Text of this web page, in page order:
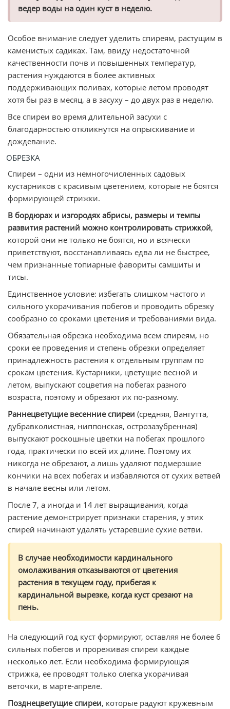
ведер воды на один куст в неделю.
Особое внимание следует уделить спиреям, растущим в
каменистых садиках. Там, ввиду недостаточной
качественности почв и повышенных температур,
растения нуждаются в более активных
поддерживающих поливах, которые летом проводят
хотя бы раз в месяц, а в засуху – до двух раз в неделю.
Все спиреи во время длительной засухи с
благодарностью откликнутся на опрыскивание и
дождевание.
ОБРЕЗКА
Спиреи – одни из немногочисленных садовых
кустарников с красивым цветением, которые не боятся
формирующей стрижки.
В бордюрах и изгородях абрисы, размеры и темпы
развития растений можно контролировать стрижкой,
которой они не только не боятся, но и всячески
приветствуют, восстанавливаясь едва ли не быстрее,
чем признанные топиарные фавориты самшиты и
тисы.
Единственное условие: избегать слишком частого и
сильного укорачивания побегов и проводить обрезку
сообразно со сроками цветения и требованиями вида.
Обязательная обрезка необходима всем спиреям, но
сроки ее проведения и степень обрезки определяет
принадлежность растения к отдельным группам по
срокам цветения. Кустарники, цветущие весной и
летом, выпускают соцветия на побегах разного
возраста, поэтому и обрезают их по-разному.
Раннецветущие весенние спиреи (средняя, Вангутта,
дубравколистная, ниппонская, острозазубренная)
выпускают роскошные цветки на побегах прошлого
года, практически по всей их длине. Поэтому их
никогда не обрезают, а лишь удаляют подмерзшие
кончики на всех побегах и избавляются от сухих ветвей
в начале весны или летом.
После 7, а иногда и 14 лет выращивания, когда
растение демонстрирует признаки старения, у этих
спирей начинают удалять устаревшие сухие ветви.
В случае необходимости кардинального
омолаживания отказываются от цветения
растения в текущем году, прибегая к
кардинальной вырезке, когда куст срезают на
пень.
На следующий год куст формируют, оставляя не более 6
сильных побегов и прореживая спиреи каждые
несколько лет. Если необходима формирующая
стрижка, ее проводят только слегка укорачивая
веточки, в марте-апреле.
Позднецветущие спиреи, которые радуют кружевным